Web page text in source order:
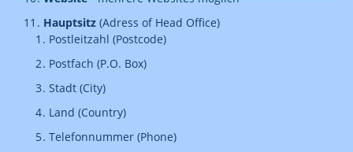
Hauptsitz (Adress of Head Office)
Postleitzahl (Postcode)
Postfach (P.O. Box)
Stadt (City)
Land (Country)
Telefonnummer (Phone)